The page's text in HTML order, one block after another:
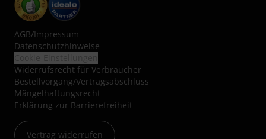
AGB/Impressum
Datenschutzhinweise
Widerrufsrecht für Verbraucher
Bestellvorgang/Vertragsabschluss
Mängelhaftungsrecht
Erklärung zur Barrierefreiheit
Vertrag widerrufen